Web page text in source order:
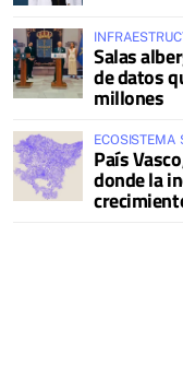
Salas
de datos
millones
ECOSISTEMA
País
donde la